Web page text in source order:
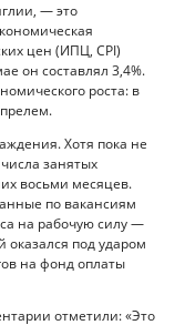
— это
цен (ИПЦ, CPI)
он составлял 3,4%.
роста: в
Хотя пока не
занятых
восьми месяцев.
по вакансиям
на рабочую силу —
оказался под ударом
на фонд оплаты
отметили: «Это